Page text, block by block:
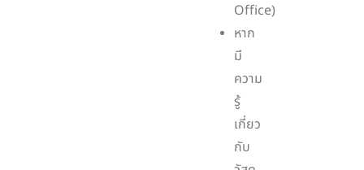
Office)
หาก
มี
ความ
รู้
เกี่ยว
กับ